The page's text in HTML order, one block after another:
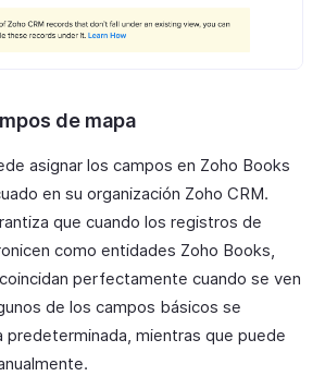
de mapa
asignar los campos en Zoho Books
en su organización Zoho CRM.
que cuando los registros de
como entidades Zoho Books,
perfectamente cuando se ven
de los campos básicos se
predeterminada, mientras que puede